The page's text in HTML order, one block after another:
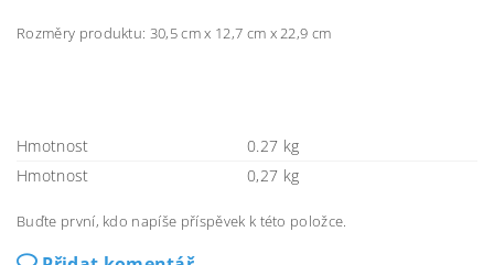
Rozměry produktu: 30,5 cm x 12,7 cm x 22,9 cm
Hmotnost
0.27 kg
Hmotnost
0,27 kg
Buďte první, kdo napíše příspěvek k této položce.